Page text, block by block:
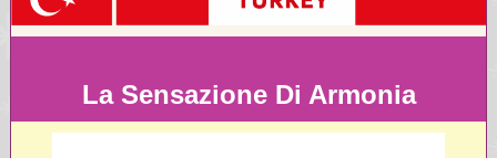
La Sensazione Di Armonia